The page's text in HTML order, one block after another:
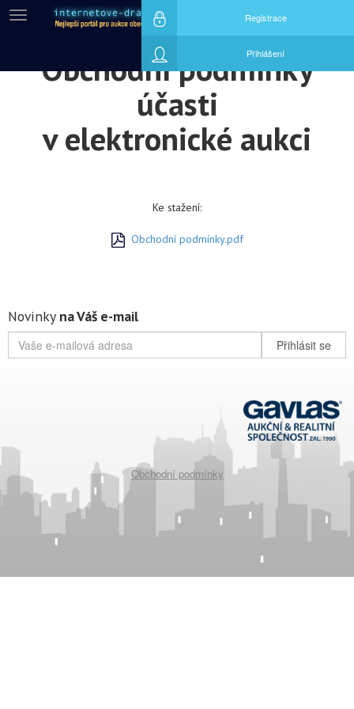
Menu Registrace
Přihlášení
Obchodní podmínky
účasti
v elektronické aukci
Ke stažení:
Obchodní podmínky.pdf
Novinky na Váš e-mail
Přihlásit se
Obchodní podmínky